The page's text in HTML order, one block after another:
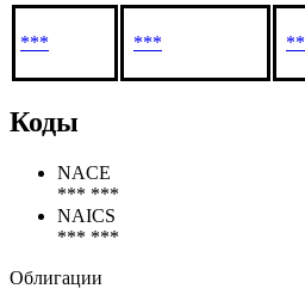
*** ***
Коды
NACE
*** ***
NAICS
*** ***
Облигации